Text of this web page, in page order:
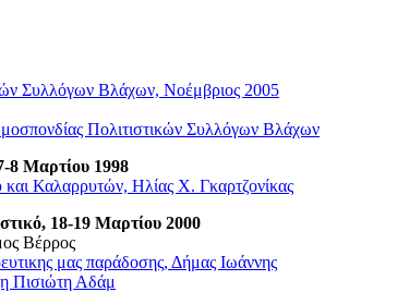
Συλλόγων Βλάχων, Νοέμβριος 2005
Πολιτιστικών Συλλόγων Βλάχων
8 Μαρτίου 1998
και Καλαρρυτών, Ηλίας Χ. Γκαρτζονίκας
18-19 Μαρτίου 2000
Βέρρος
μας παράδοσης, Δήμας Ιωάννης
Πισιώτη Αδάμ